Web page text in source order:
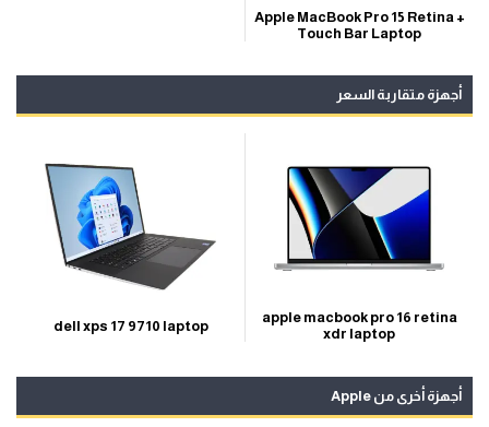
Apple MacBook Pro 15 Retina +
Touch Bar Laptop
أجهزة متقاربة السعر
apple macbook pro 16 retina
xdr laptop
dell xps 17 9710 laptop
أجهزة أخرى من Apple